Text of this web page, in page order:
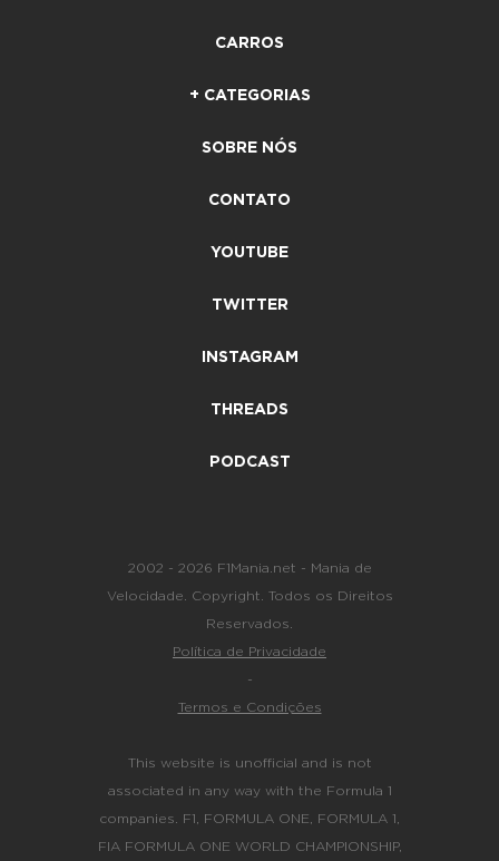
CARROS
+ CATEGORIAS
SOBRE NÓS
CONTATO
YOUTUBE
TWITTER
INSTAGRAM
THREADS
PODCAST
2002 - 2026 F1Mania.net - Mania de
Velocidade. Copyright. Todos os Direitos
Reservados.
Política de Privacidade
-
Termos e Condições
This website is unofficial and is not
associated in any way with the Formula 1
companies. F1, FORMULA ONE, FORMULA 1,
FIA FORMULA ONE WORLD CHAMPIONSHIP,